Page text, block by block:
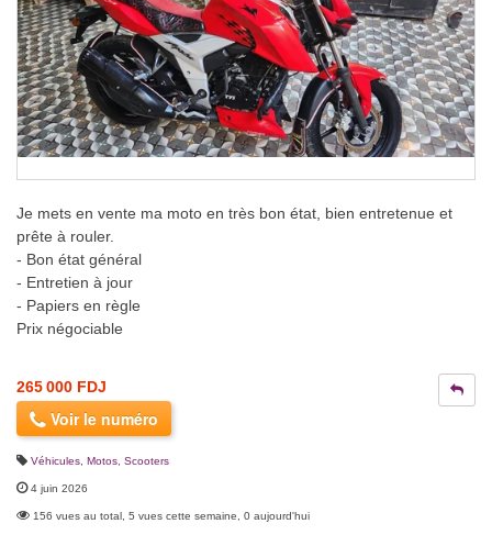
Je mets en vente ma moto en très bon état, bien entretenue et
prête à rouler.
- Bon état général
- Entretien à jour
- Papiers en règle
Prix négociable
265 000 FDJ
Voir le numéro
Véhicules Motos, Scooters
4 juin 2026
156 vues au total, 5 vues cette semaine, 0 aujourd'hui